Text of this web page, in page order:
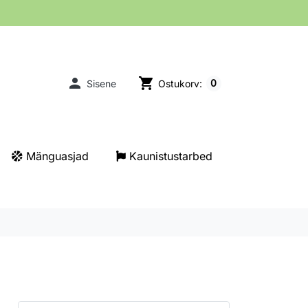
 Sisene shopping_cart Ostukorv: 0
Mänguasjad Kaunistustarbed